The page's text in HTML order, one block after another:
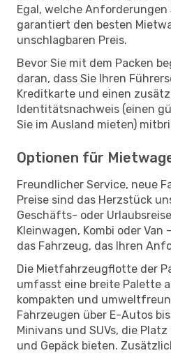
Egal, welche Anforderungen
garantiert den besten
unschlagbaren Preis.
Bevor Sie mit dem Packen
daran, dass Sie Ihren
Kreditkarte und einen
Identitätsnachweis (einen
Sie im Ausland mieten)
Optionen für
Freundlicher Service, neue
Preise sind das Herzstück
Geschäfts- oder
Kleinwagen, Kombi oder Van
das Fahrzeug, das Ihren
Die Mietfahrzeugflotte der
umfasst eine breite Palette
kompakten und
Fahrzeugen über E-Autos
Minivans und SUVs, die
und Gepäck bieten.